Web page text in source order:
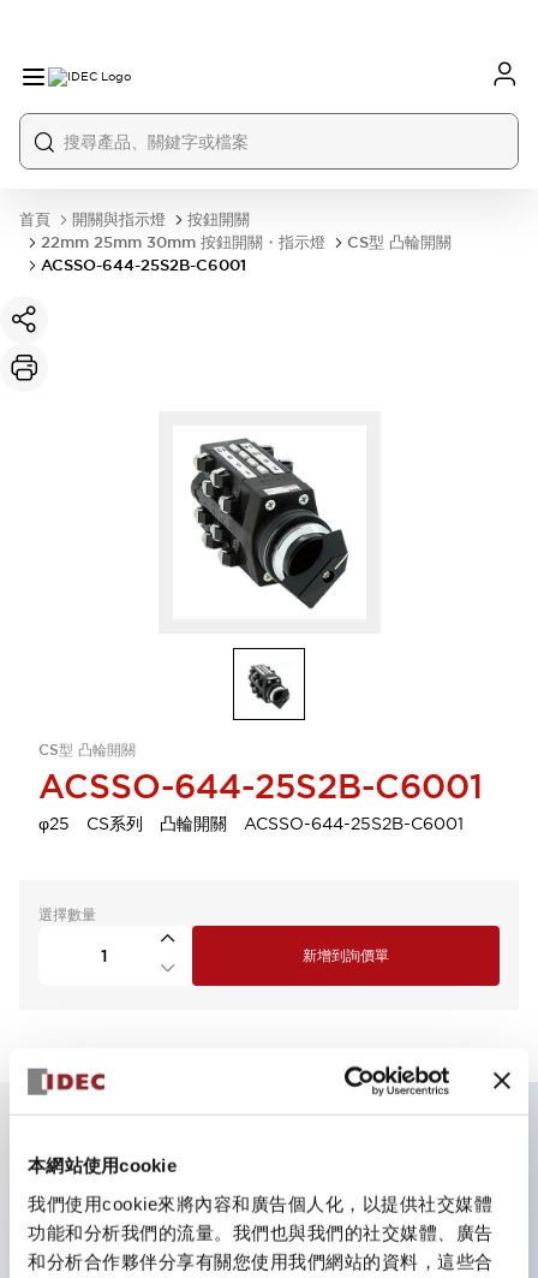
本網站使用cookie
我們使用cookie來將內容和廣告個人化，以提供社交媒體
功能和分析我們的流量。我們也與我們的社交媒體、廣告
和分析合作夥伴分享有關您使用我們網站的資料，這些合
首頁 開關與指示燈
按鈕開關
22mm 25mm 30mm 按鈕開關・指示燈
CS型 凸輪開關
ACSSO-644-25S2B-C6001
CS型 凸輪開關
ACSSO-644-25S2B-C6001
φ25 CS系列 凸輪開關 ACSSO-644-25S2B-C6001
選擇數量
新增到詢價單
主要特點
CS型凸輪開關是方便用於設備的開關和切換，適用範圍廣
泛的操作開關器。